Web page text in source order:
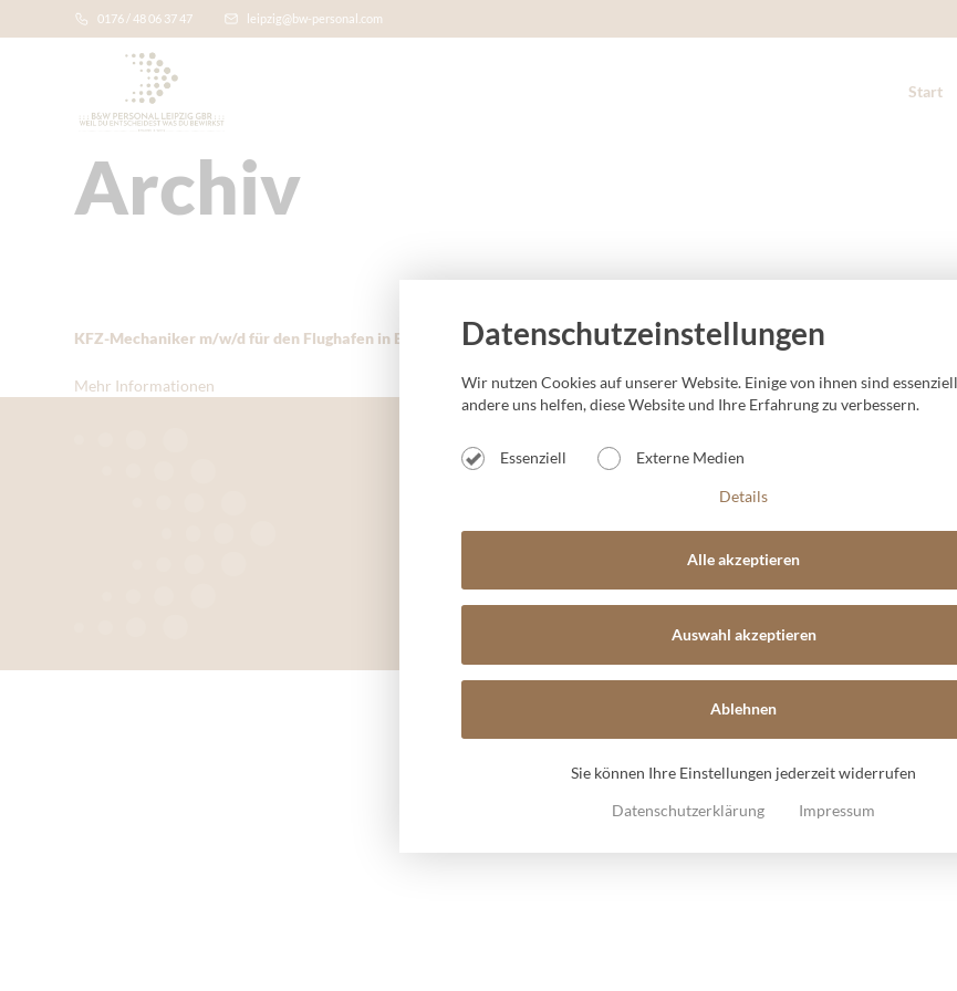
0176 / 48 06 37 47 leipzig@bw-personal.com
Start
Archiv
KFZ-Mechaniker m/w/d für den Flughafen in Berlin gesucht
Mehr Informationen
B&W Personal
für Unternehmen
Weiteres
Impressum
Datenschutzeinstellungen
Wir nutzen Cookies auf unserer Website. Einige von ihnen sind
andere uns helfen, diese Website und Ihre Erfahrung zu verbessern.
Essenziell Externe Medien
Details
Alle akzeptieren
Auswahl akzeptieren
Ablehnen
Sie können Ihre Einstellungen jederzeit widerrufen
Datenschutzerklärung
Impressum